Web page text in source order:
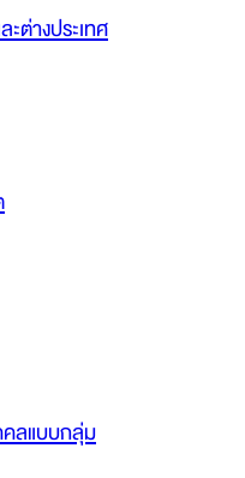
ต่างประเทศ
ลแบบกลุ่ม